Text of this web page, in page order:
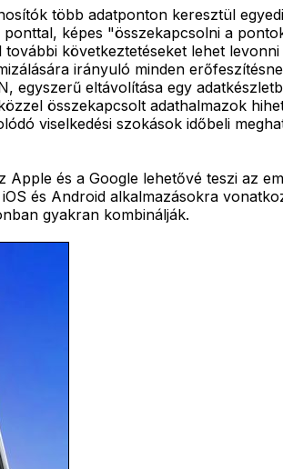
több adatponton keresztül
képes "összekapcsolni a
következtetéseket lehet
irányuló minden
egyszerű eltávolítása egy
összekapcsolt adathalmazok
viselkedési szokások időbeli
és a Google lehetővé teszi az
és Android alkalmazásokra
gyakran kombinálják.